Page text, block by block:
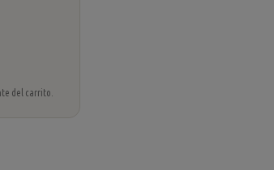
del carrito.